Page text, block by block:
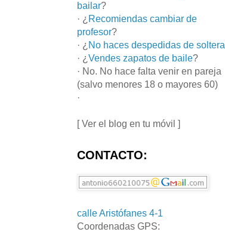
bailar?
· ¿ Recomiendas cambiar de
profesor?
· ¿ No haces despedidas de soltera
· ¿ Vendes zapatos de baile?
· No. No hace falta venir en pareja
(salvo menores 18 o mayores 60)
·
[ Ver el blog en tu móvil ]
CONTACTO:
calle Aristófanes 4-1
Coordenadas GPS: